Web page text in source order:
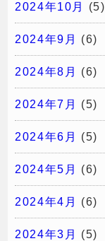
2024年10月 (5)
2024年9月 (6)
2024年8月 (6)
2024年7月 (5)
2024年6月 (5)
2024年5月 (6)
2024年4月 (6)
2024年3月 (5)